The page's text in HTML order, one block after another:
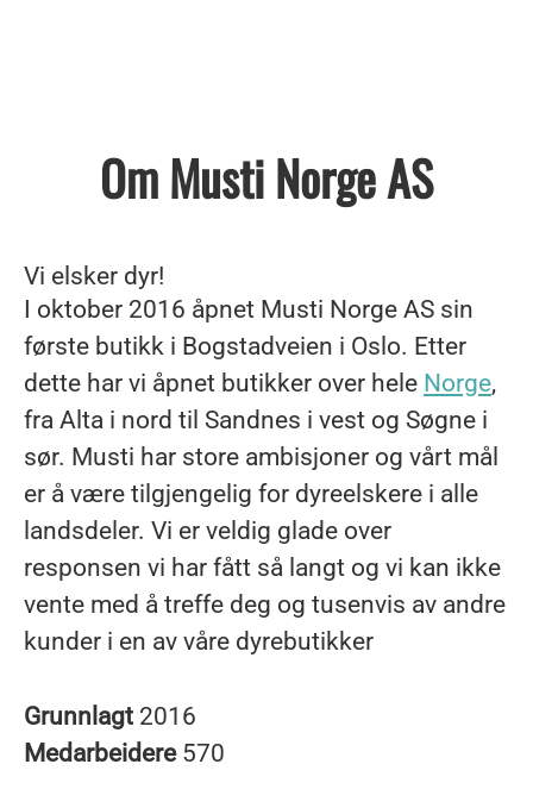
Om Musti Norge AS
Vi elsker dyr!
I oktober 2016 åpnet Musti Norge AS sin
første butikk i Bogstadveien i Oslo. Etter
dette har vi åpnet butikker over hele Norge,
fra Alta i nord til Sandnes i vest og Søgne i
sør. Musti har store ambisjoner og vårt mål
er å være tilgjengelig for dyreelskere i alle
landsdeler. Vi er veldig glade over
responsen vi har fått så langt og vi kan ikke
vente med å treffe deg og tusenvis av andre
kunder i en av våre dyrebutikker
Grunnlagt 2016
Medarbeidere 570